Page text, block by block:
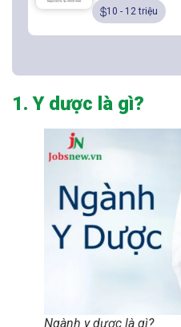
10 - 12 triệu
1. Y dược là gì?
Ngành y dược là gì?